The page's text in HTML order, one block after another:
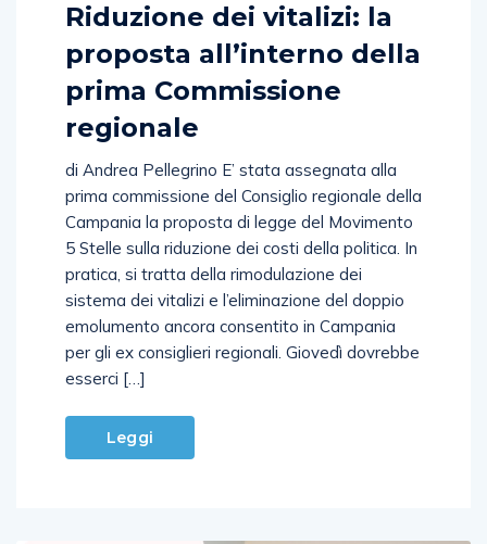
Riduzione dei vitalizi: la
proposta all’interno della
prima Commissione
regionale
di Andrea Pellegrino E’ stata assegnata alla
prima commissione del Consiglio regionale della
Campania la proposta di legge del Movimento
5 Stelle sulla riduzione dei costi della politica. In
pratica, si tratta della rimodulazione dei
sistema dei vitalizi e l’eliminazione del doppio
emolumento ancora consentito in Campania
per gli ex consiglieri regionali. Giovedì dovrebbe
Leggi